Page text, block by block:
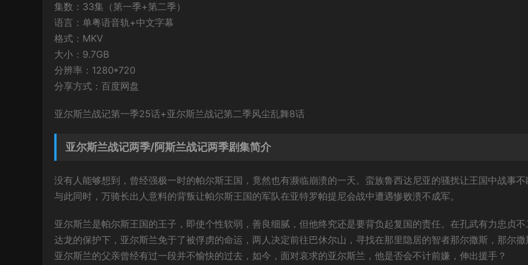
集数：33集（第一季+第二季）
语言：单粤语音轨+中文字幕
格式：MKV
大小：9.7GB
分辨率：1280*720
分享方式：百度网盘
亚尔斯兰战记第一季25话+亚尔斯兰战记第二季风尘乱舞8话
亚尔斯兰战记两季/阿斯兰战记两季剧集简介
没有人能够想到，曾经强极一时的帕尔斯王国，竟然也有濒临崩溃的一天。蛮族鲁西达尼亚的骚扰让王国中战事不
与此同时，万骑长出人意料的背叛让帕尔斯王国的军队在亚特罗帕提尼会战中遭遇惨败溃不成军。
亚尔斯兰是帕尔斯王国的王子，即使个性软弱，善良细腻，但他终究还是要背负起复国的责任。在孔武有力忠贞不
达龙的保护下，亚尔斯兰免于了被俘虏的命运，两人决定前往巴休尔山，寻找在那里隐居的智者那尔撒斯，那尔撒
亚尔斯兰的父亲曾经有过一段并不愉快的过去，如今，面对哀求的亚尔斯兰，他是否会不计前嫌，伸出援手？